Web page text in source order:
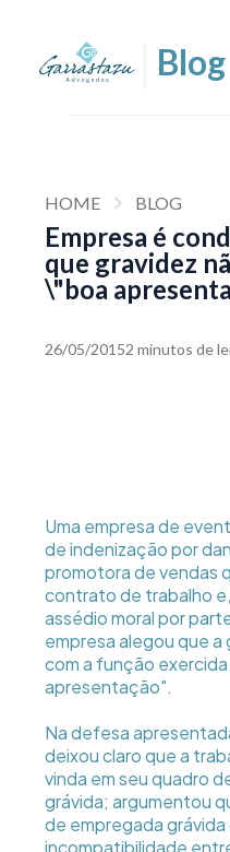
HOME BLOG
Empresa é
que gravidez
\"boa
26/05/20152 minutos de
Uma empresa de
de indenização por
promotora de vendas
contrato de trabalho
assédio moral por
empresa alegou que
com a função
apresentação".
Na defesa
deixou claro que a
vinda em seu quadro
grávida; argumentou
de empregada grávida
incompatibilidade